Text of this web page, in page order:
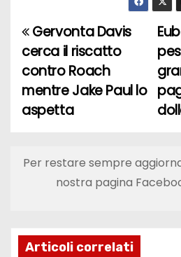
N
a
v
g
i
Gervonta Davis
cerca il riscatto
contro Roach
mentre Jake Paul lo
aspetta
Per restare sempre
nostra pagina
Articoli correlati